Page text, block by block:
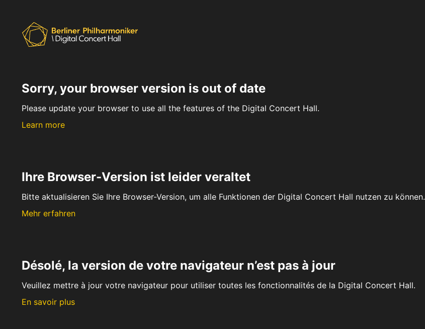
Sorry, your browser version is out of date
Please update your browser to use all the features of the Digital Concert Hall.
Learn more
Ihre Browser-Version ist leider veraltet
Bitte aktualisieren Sie Ihre Browser-Version, um alle Funktionen der Digital Concert Hall nutzen zu können.
Mehr erfahren
Désolé, la version de votre navigateur n’est pas à jour
Veuillez mettre à jour votre navigateur pour utiliser toutes les fonctionnalités de la Digital Concert Hall.
En savoir plus